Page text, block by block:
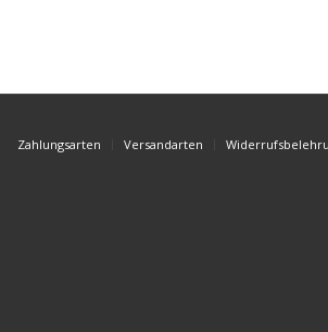
Zahlungsarten
Versandarten